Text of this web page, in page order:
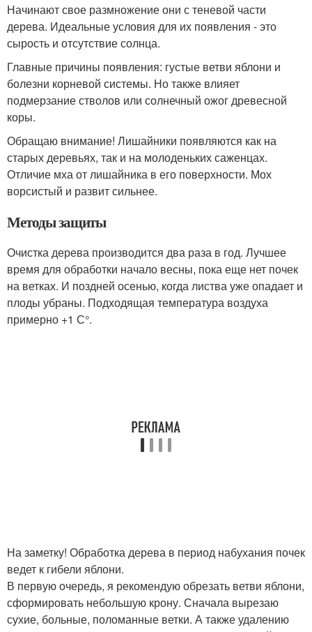
Начинают свое размножение они с теневой части
дерева. Идеальные условия для их появления - это
сырость и отсутствие солнца.
Главные причины появления: густые ветви яблони и
болезни корневой системы. Но также влияет
подмерзание стволов или солнечный ожог древесной
коры.
Обращаю внимание! Лишайники появляются как на
старых деревьях, так и на молоденьких саженцах.
Отличие мха от лишайника в его поверхности. Мох
ворсистый и развит сильнее.
Методы защиты
Очистка дерева производится два раза в год. Лучшее
время для обработки начало весны, пока еще нет почек
на ветках. И поздней осенью, когда листва уже опадает и
плоды убраны. Подходящая температура воздуха
примерно +1 С°.
На заметку! Обработка дерева в период набухания почек
ведет к гибели яблони.
В первую очередь, я рекомендую обрезать ветви яблони,
сформировать небольшую крону. Сначала вырезаю
сухие, больные, поломанные ветки. А также удалению